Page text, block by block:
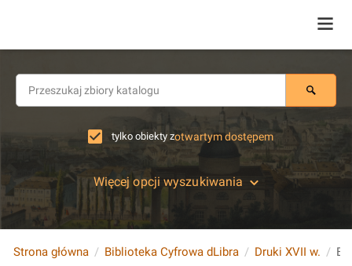
tylko obiekty zotwartym dostępem
Więcej opcji wyszukiwania
Strona główna Biblioteka Cyfrowa dLibra Druki XVII w.